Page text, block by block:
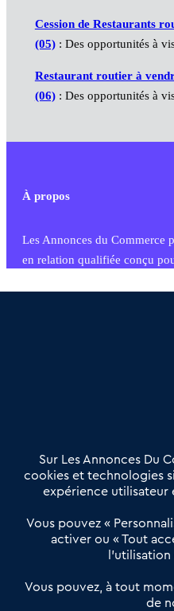
Cession de Restaurants
(05): Des opportunités à
Restaurant routier à
(06): Des opportunités à
À propos
Les Annonces du Commerce
en relation qualifiée conçu
commercial et les
Offres Pro
Actualités
Qui sommes nous ?
Derniers articles
Réseau 3C : un partenaire
Petitscommerces : Un
proximité et des territoires
Sur Les Annonces Du
cookies et technologies
expérience utilisateur
Vous pouvez «
activer ou « Tout
Vous pouvez, à tout
de